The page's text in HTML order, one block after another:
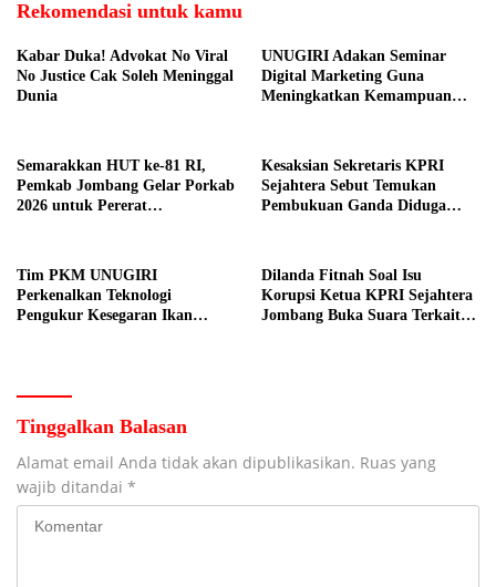
Rekomendasi untuk kamu
Kabar Duka! Advokat No Viral
No Justice Cak Soleh Meninggal
Dunia
UNUGIRI Adakan Seminar
Digital Marketing Guna
Meningkatkan Kemampuan
Semarakkan HUT ke-81 RI,
Pemkab Jombang Gelar Porkab
2026 untuk Pererat
Kesaksian Sekretaris KPRI
Sejahtera Sebut Temukan
Pembukuan Ganda Diduga
Tim PKM UNUGIRI
Perkenalkan Teknologi
Pengukur Kesegaran Ikan
Dilanda Fitnah Soal Isu
Korupsi Ketua KPRI Sejahtera
Jombang Buka Suara Terkait
Tinggalkan Balasan
Alamat email Anda tidak akan dipublikasikan. Ruas yang
wajib ditandai *